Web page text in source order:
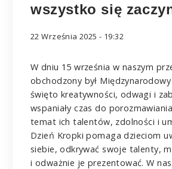
wszystko się
22 Września 2025 - 19:32
W dniu 15 września w naszym
obchodzony był
święto kreatywności, odwagi i
wspaniały czas do
temat ich talentów, zdolności i
Dzień Kropki pomaga dzieciom
siebie, odkrywać swoje talenty,
i odważnie je prezentować. W